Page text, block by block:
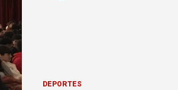
DEPORTES